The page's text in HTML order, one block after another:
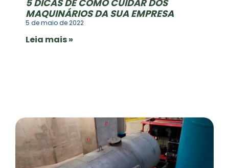
5 DICAS DE COMO CUIDAR DOS
MAQUINÁRIOS DA SUA EMPRESA
5 de maio de 2022
Leia mais »